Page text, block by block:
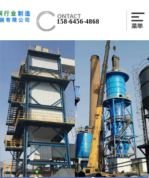
158-6456-4868